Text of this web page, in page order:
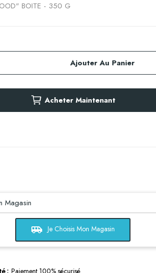
BOITE - 350 G
Ajouter Au Panier
Acheter Maintenant
Magasin
airport_shuttle Je Choisis Mon Magasin
Paiement 100% sécurisé